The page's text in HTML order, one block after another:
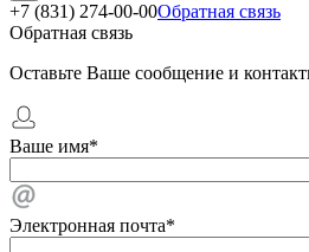
+7 (831) 274-00-00Обратная связь
Обратная связь
Оставьте Ваше сообщение и
Ваше имя*
Электронная почта*